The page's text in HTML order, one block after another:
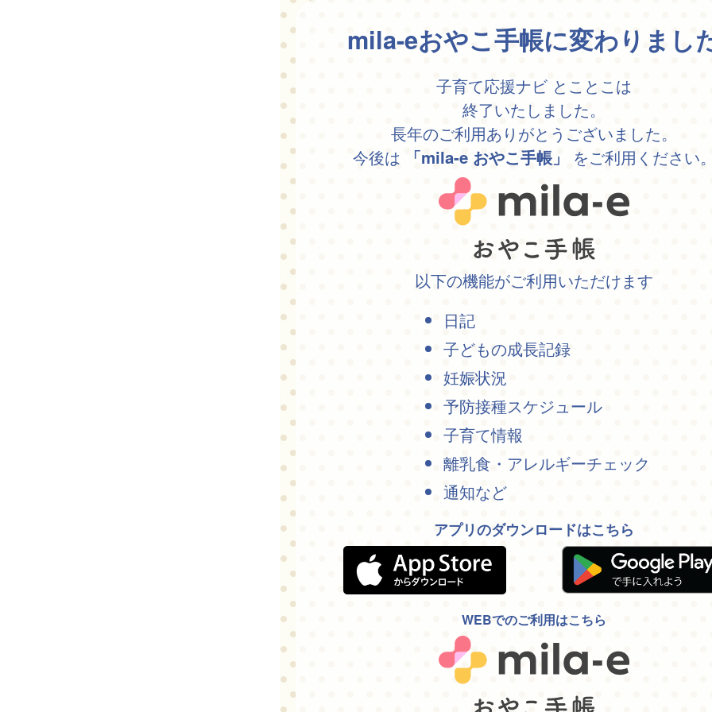
mila-eおやこ手帳に変わりまし
子育て応援ナビ とことこは
終了いたしました。
長年のご利用ありがとうございました。
今後は
「mila-e おやこ手帳」 をご利用ください
以下の機能がご利用いただけます
日記
子どもの成長記録
妊娠状況
予防接種スケジュール
子育て情報
離乳食・アレルギーチェック
通知など
アプリのダウンロードはこちら
WEBでのご利用はこちら